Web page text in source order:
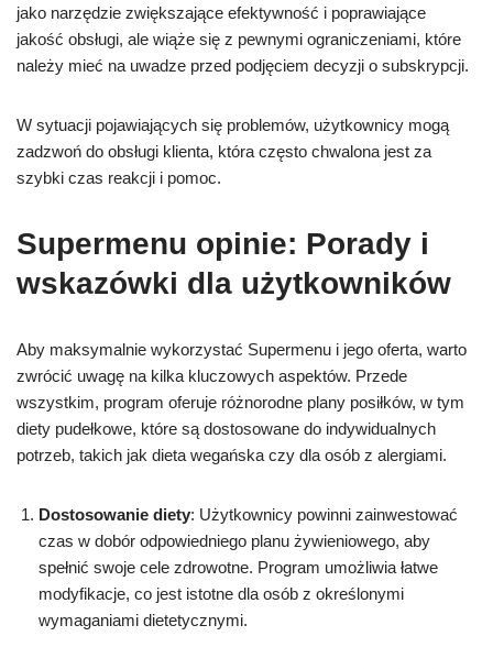
jako narzędzie zwiększające efektywność i poprawiające
jakość obsługi, ale wiąże się z pewnymi ograniczeniami, które
należy mieć na uwadze przed podjęciem decyzji o subskrypcji.
W sytuacji pojawiających się problemów, użytkownicy mogą
zadzwoń do obsługi klienta, która często chwalona jest za
szybki czas reakcji i pomoc.
Supermenu opinie: Porady i
wskazówki dla użytkowników
Aby maksymalnie wykorzystać Supermenu i jego oferta, warto
zwrócić uwagę na kilka kluczowych aspektów. Przede
wszystkim, program oferuje różnorodne plany posiłków, w tym
diety pudełkowe, które są dostosowane do indywidualnych
potrzeb, takich jak dieta wegańska czy dla osób z alergiami.
Dostosowanie diety: Użytkownicy powinni zainwestować
czas w dobór odpowiedniego planu żywieniowego, aby
spełnić swoje cele zdrowotne. Program umożliwia łatwe
modyfikacje, co jest istotne dla osób z określonymi
wymaganiami dietetycznymi.